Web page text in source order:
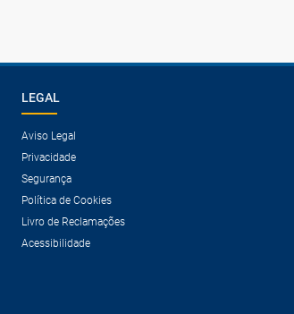
LEGAL
Aviso Legal
Privacidade
Segurança
Política de Cookies
Livro de Reclamações
Acessibilidade